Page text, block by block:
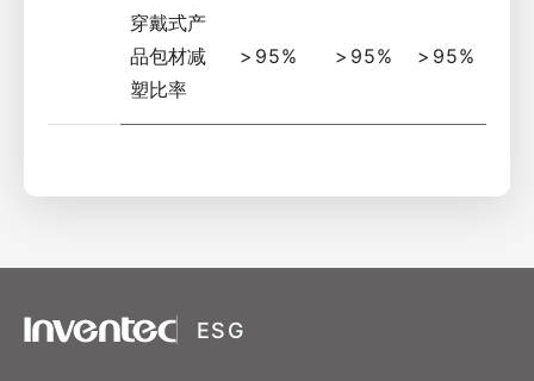
穿戴式产
品包材减
塑比率
>95% >95% >95%
XSRF Token
ESG